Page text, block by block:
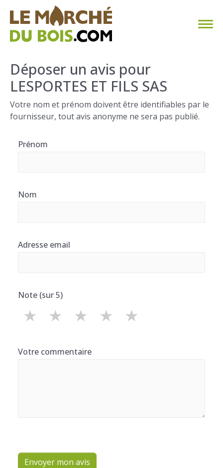
CHAUFFAGE AU BOIS
FAQ
CALCULER SA CONSOMMATION
Déposer un avis pour
LESPORTES ET FILS SAS
Votre nom et prénom doivent être identifiables par le
fournisseur, tout avis anonyme ne sera pas publié.
Prénom
Nom
Adresse email
Note (sur 5)
★
★
★
★
★
Votre commentaire
Envoyer mon avis